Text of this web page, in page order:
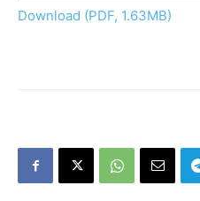
Download (PDF, 1.63MB)